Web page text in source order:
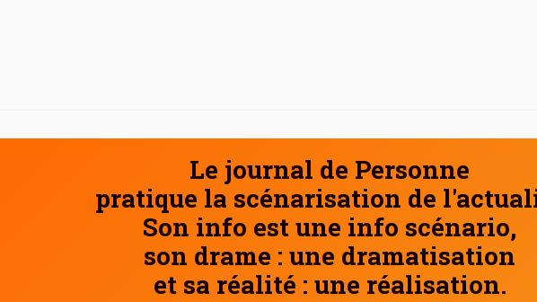
Le journal de Personne
pratique la scénarisation de
Son info est une info scénario,
son drame : une dramatisation
et sa réalité : une réalisation.